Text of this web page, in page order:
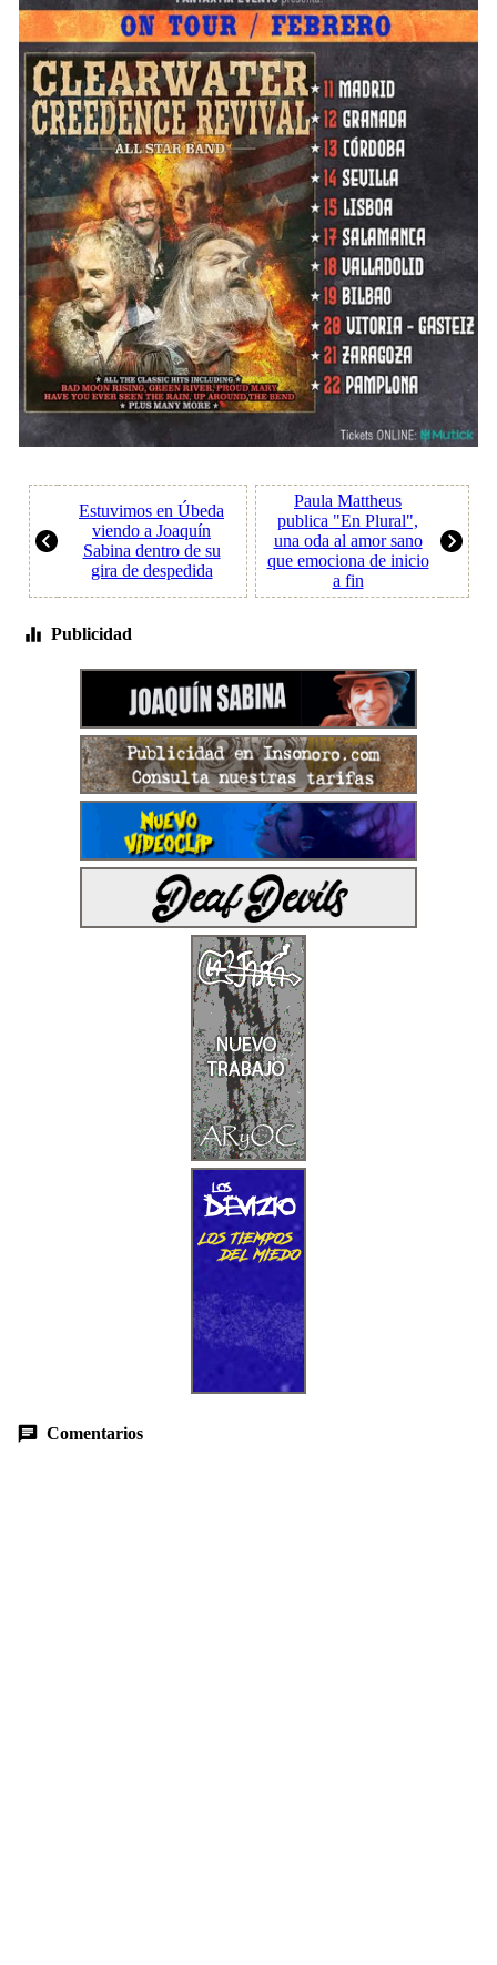
Estuvimos en Úbeda
viendo a Joaquín
Sabina dentro de su
gira de despedida
Paula Mattheus
publica "En Plural",
una oda al amor sano
que emociona de inicio
a fin
Publicidad
Comentarios